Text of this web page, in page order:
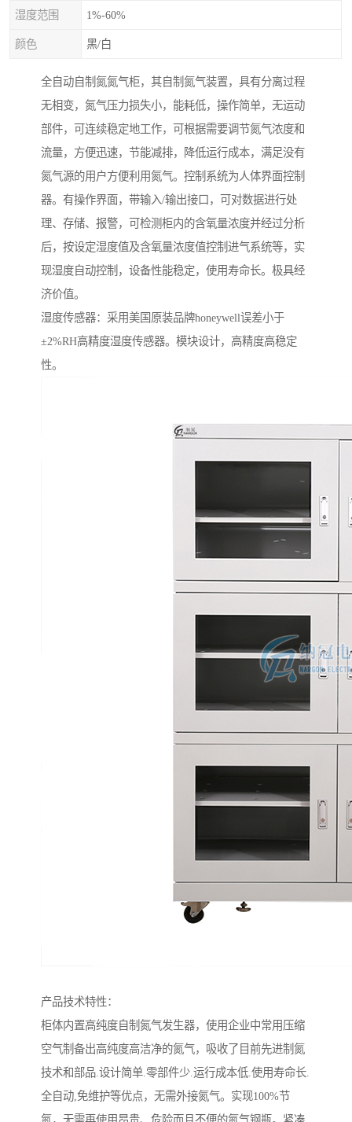
湿度范围 1%-60%
颜色 黑/白
全自动自制氮氮气柜，其自制氮气装置，具有分离过程
无相变，氮气压力损失小，能耗低，操作简单，无运动
部件，可连续稳定地工作，可根据需要调节氮气浓度和
流量，方便迅速，节能减排，降低运行成本，满足没有
氮气源的用户方便利用氮气。控制系统为人体界面控制
器。有操作界面，带输入/输出接口，可对数据进行处
理、存储、报警，可检测柜内的含氧量浓度并经过分析
后，按设定湿度值及含氧量浓度值控制进气系统等，实
现湿度自动控制，设备性能稳定，使用寿命长。极具经
济价值。
湿度传感器：采用美国原装品牌honeywell误差小于
±2%RH高精度湿度传感器。模块设计，高精度高稳定
性。
产品技术特性：
柜体内置高纯度自制氮气发生器，使用企业中常用压缩
空气制备出高纯度高洁净的氮气，吸收了目前先进制氮
技术和部品.设计简单.零部件少.运行成本低.使用寿命长.
全自动,免维护等优点，无需外接氮气。实现100%节